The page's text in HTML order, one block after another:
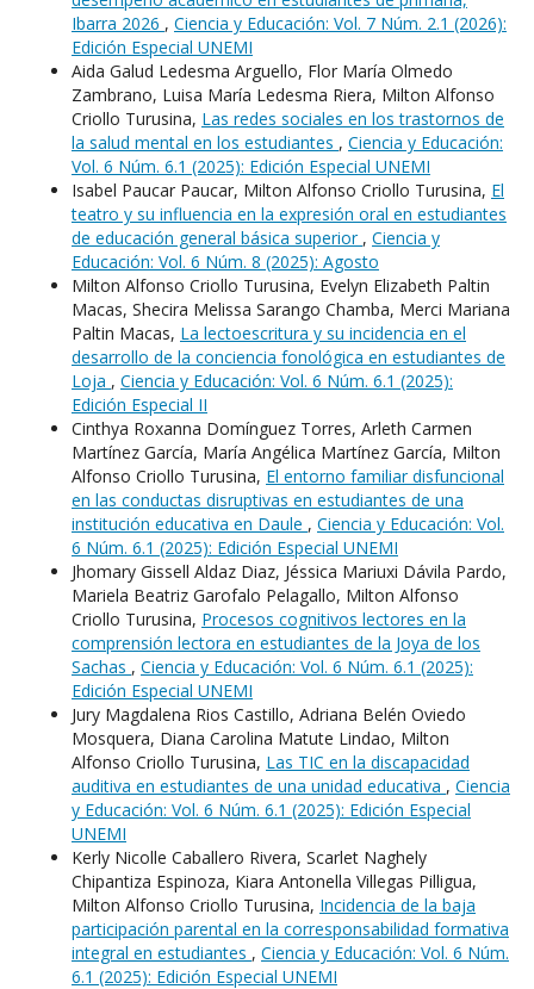
Ibarra 2026 , Ciencia y Educación: Vol. 7 Núm. 2.1 (2026):
Edición Especial UNEMI
Aida Galud Ledesma Arguello, Flor María Olmedo
Zambrano, Luisa María Ledesma Riera, Milton Alfonso
Criollo Turusina, Las redes sociales en los trastornos de
la salud mental en los estudiantes , Ciencia y Educación:
Vol. 6 Núm. 6.1 (2025): Edición Especial UNEMI
Isabel Paucar Paucar, Milton Alfonso Criollo Turusina, El
teatro y su influencia en la expresión oral en estudiantes
de educación general básica superior , Ciencia y
Educación: Vol. 6 Núm. 8 (2025): Agosto
Milton Alfonso Criollo Turusina, Evelyn Elizabeth Paltin
Macas, Shecira Melissa Sarango Chamba, Merci Mariana
Paltin Macas, La lectoescritura y su incidencia en el
desarrollo de la conciencia fonológica en estudiantes de
Loja , Ciencia y Educación: Vol. 6 Núm. 6.1 (2025):
Edición Especial II
Cinthya Roxanna Domínguez Torres, Arleth Carmen
Martínez García, María Angélica Martínez García, Milton
Alfonso Criollo Turusina, El entorno familiar disfuncional
en las conductas disruptivas en estudiantes de una
institución educativa en Daule , Ciencia y Educación: Vol.
6 Núm. 6.1 (2025): Edición Especial UNEMI
Jhomary Gissell Aldaz Diaz, Jéssica Mariuxi Dávila Pardo,
Mariela Beatriz Garofalo Pelagallo, Milton Alfonso
Criollo Turusina, Procesos cognitivos lectores en la
comprensión lectora en estudiantes de la Joya de los
Sachas , Ciencia y Educación: Vol. 6 Núm. 6.1 (2025):
Edición Especial UNEMI
Jury Magdalena Rios Castillo, Adriana Belén Oviedo
Mosquera, Diana Carolina Matute Lindao, Milton
Alfonso Criollo Turusina, Las TIC en la discapacidad
auditiva en estudiantes de una unidad educativa , Ciencia
y Educación: Vol. 6 Núm. 6.1 (2025): Edición Especial
UNEMI
Kerly Nicolle Caballero Rivera, Scarlet Naghely
Chipantiza Espinoza, Kiara Antonella Villegas Pilligua,
Milton Alfonso Criollo Turusina, Incidencia de la baja
participación parental en la corresponsabilidad formativa
integral en estudiantes , Ciencia y Educación: Vol. 6 Núm.
6.1 (2025): Edición Especial UNEMI